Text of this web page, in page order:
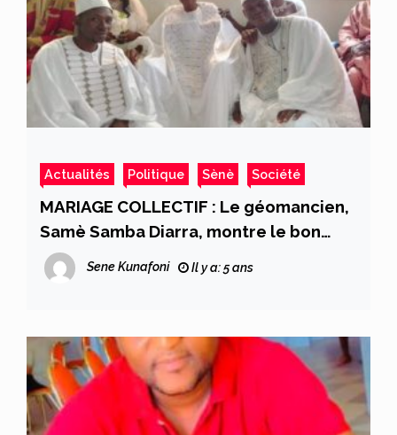
Actualités Politique Sènè Société
MARIAGE COLLECTIF : Le géomancien,
Samè Samba Diarra, montre le bon
exemple
Sene Kunafoni Il y a: 5 ans